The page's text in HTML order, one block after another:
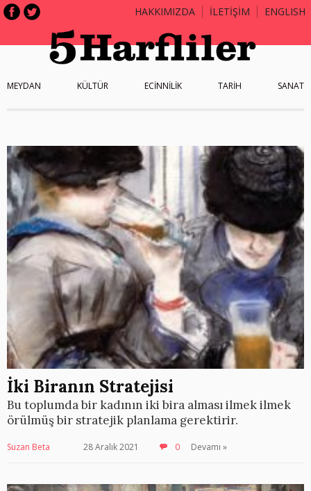
HAKKIMIZDA İLETİŞİM ENGLISH
MEYDAN KÜLTÜR ECİNNİLİK TARİH SANAT
İki Biranın Stratejisi
Bu toplumda bir kadının iki bira alması ilmek ilmek
örülmüş bir stratejik planlama gerektirir.
Suzan Beta 28 Aralık 2021 0 Devamı »